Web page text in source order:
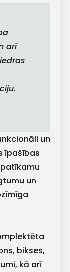
arī
un
īpašības
un
bikses,
kā arī
saņemt